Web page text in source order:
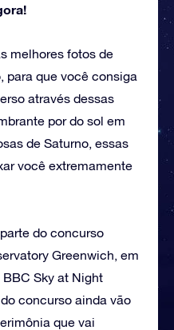
melhores fotos de
para que você consiga
através dessas
por do sol em
de Saturno, essas
você extremamente
do concurso
Greenwich, em
Sky at Night
concurso ainda vão
que vai